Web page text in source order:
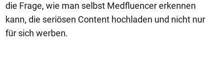
die Frage, wie man selbst Medfluencer erkennen
kann, die seriösen Content hochladen und nicht nur
für sich werben.